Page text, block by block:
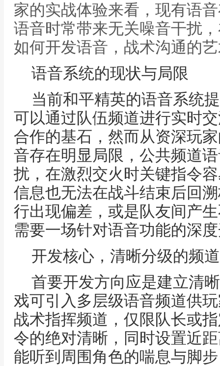
家的实战体验来看，现有语
语音时常带来无关噪音干扰
如何开发语音，战术沟通的
语音系统的现状与局限
当前和平精英的语音系统
可以通过队伍频道进行实时
合作的基石，然而从资深玩
音存在明显局限，公共频道
扰，在激烈交火时关键指令
信息也无法在战斗结束后回
行出现偏差，或是队友间产
需要一场针对语音功能的深
开发核心，清晰分级的频
首要开发方向应是建立清
戏可引入多层级语音频道供
战术指挥频道，仅限队长或
令的绝对清晰，同时设置近
能听到周围角色的喘息与脚